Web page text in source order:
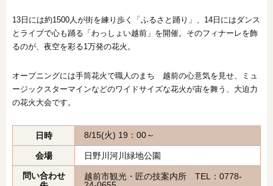
13日には約1500人が街を練り歩く「ふるさと踊り」、14日にはダンス
とライブで心も踊る「わっしょい越前」を開催。そのフィナーレを飾
るのが、夜空を彩る1万発の花火。
オープニングには手筒花火で職人のまち 越前の心意気を見せ、ミュ
ージックスターマインなどのワイドサイズな花火が宙を舞う、大迫力
の花火大会です。
日時 8/15(火) 19：00～
会場 日野川河川緑地公園
問い合わせ
越前市観光・匠の技案内所 TEL：0778-